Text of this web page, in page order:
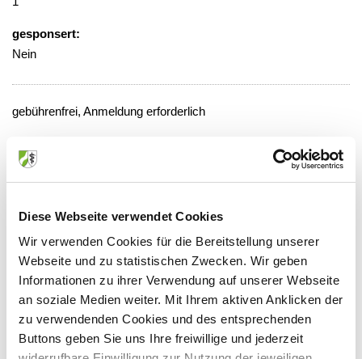
Diese Webseite verwendet Cookies
Wir verwenden Cookies für die Bereitstellung unserer
Webseite und zu statistischen Zwecken. Wir geben
Informationen zu ihrer Verwendung auf unserer Webseite
an soziale Medien weiter. Mit Ihrem aktiven Anklicken der
zu verwendenden Cookies und des entsprechenden
Buttons geben Sie uns Ihre freiwillige und jederzeit
gesponsert:
Nein
gebührenfrei, Anmeldung erforderlich
Veranstaltungsort:
Universitätsklinikum,
Anbieter:
Universitätsklinikum Bonn
Ansprechpartner: